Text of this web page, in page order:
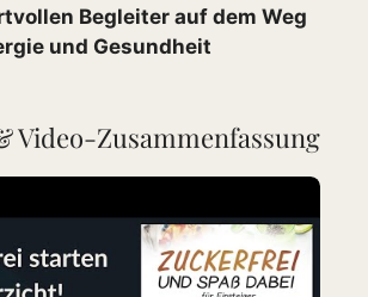
Begleiter auf dem Weg
und Gesundheit
Video-Zusammenfassung